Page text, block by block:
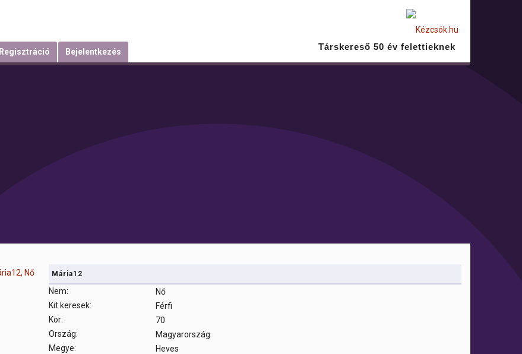
Regisztráció Bejelentkezés Társkereső 50 év felettieknek
Mária12
Nem:
Nő
Kit keresek:
Férfi
Kor:
70
Ország:
Magyarország
Megye:
Heves